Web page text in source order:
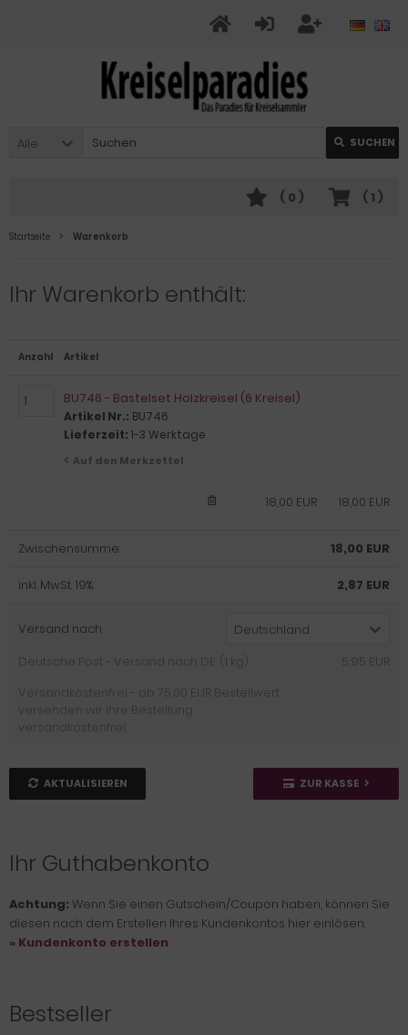
Alle SUCHEN
( 1 )
( 0 )
Startseite Warenkorb
Ihr Warenkorb enthält:
Anzahl Artikel
BU746 - Bastelset Holzkreisel (6 Kreisel)
Artikel Nr.: BU746
Lieferzeit: 1-3 Werktage
Auf den Merkzettel
18,00 EUR
18,00 EUR
Zwischensumme: 18,00 EUR
inkl. MwSt. 19%: 2,87 EUR
Versand nach
Deutschland
Deutsche Post - Versand nach DE: (1 kg):
5,95 EUR
Versandkostenfrei - ab 75,00 EUR Bestellwert
versenden wir Ihre Bestellung
versandkostenfrei:
AKTUALISIEREN ZUR KASSE
Ihr Guthabenkonto
Achtung: Wenn Sie einen Gutschein/Coupon haben, können Sie
diesen nach dem Erstellen Ihres Kundenkontos hier einlösen.
» Kundenkonto erstellen
Bestseller